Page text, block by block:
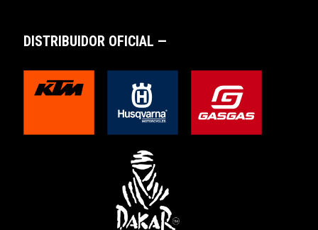
DISTRIBUIDOR OFICIAL —